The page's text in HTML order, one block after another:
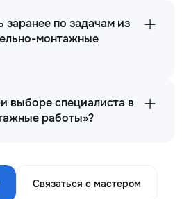
заранее по задачам из
монтажные
выборе специалиста в
работы»?
Связаться с мастером